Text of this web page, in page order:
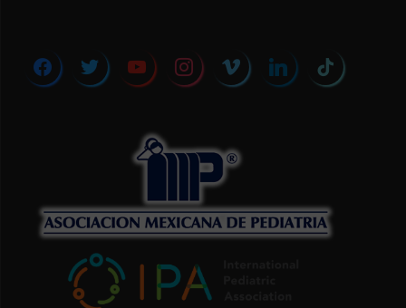
facebook twitter youtube instagramvimeo linkedin tiktok